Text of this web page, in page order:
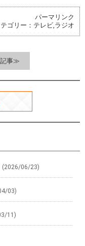
パーマリンク
ゴリー： テレビ,ラジオ
記事≫
(2026/06/23)
03)
11)